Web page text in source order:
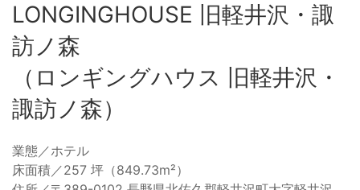
LONGINGHOUSE 旧軽井沢・諏
訪ノ森
（ロンギングハウス 旧軽井沢・
諏訪ノ森）
業態／ホテル
床面積／257 坪（849.73m²）